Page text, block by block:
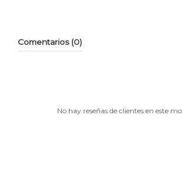
Comentarios (0)
No hay reseñas de clientes en este